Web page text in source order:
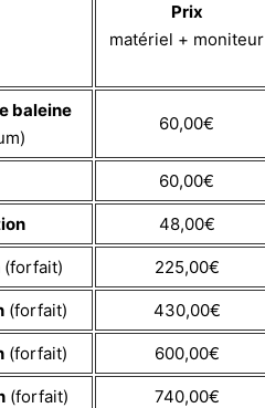
Prix
matériel + moniteur
baleine
60,00€
60,00€
48,00€
(forfait) 225,00€
(forfait) 430,00€
(forfait) 600,00€
(forfait) 740,00€